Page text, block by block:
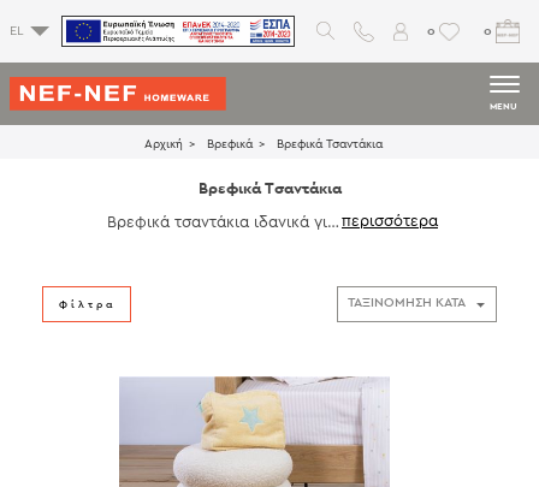
EL 0 0
MENU
Αρχική Βρεφικά Βρεφικά Τσαντάκια
Βρεφικά Τσαντάκια
Βρεφικά τσαντάκια ιδανικά για
φέρουν χώρο για πάνες, μπιμπε
τωμένα σχέδια και τα απαλά χρ
ώματα.
Φίλτρα